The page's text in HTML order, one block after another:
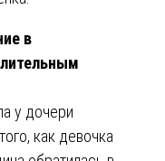
в
у дочери
как девочка